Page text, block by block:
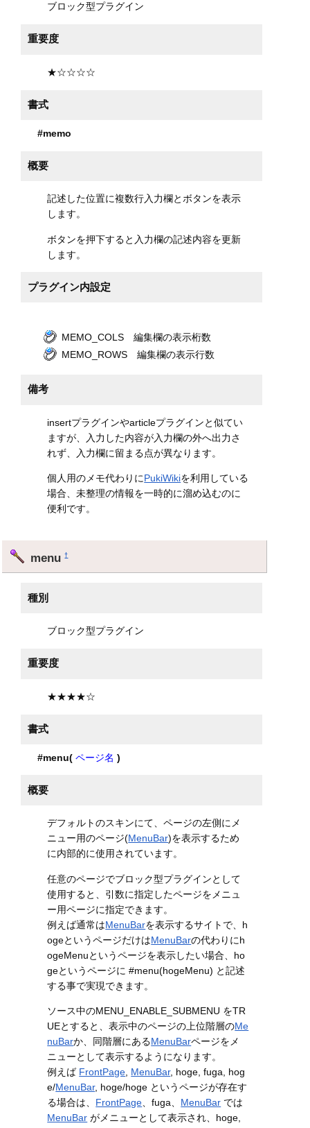
ブロック型プラグイン
重要度
★☆☆☆☆
書式
#memo
概要
記述した位置に複数行入力欄とボタンを表示
します。
ボタンを押下すると入力欄の記述内容を更新
します。
プラグイン内設定
MEMO_COLS 編集欄の表示桁数
MEMO_ROWS 編集欄の表示行数
備考
insertプラグインやarticleプラグインと似てい
ますが、入力した内容が入力欄の外へ出力さ
れず、入力欄に留まる点が異なります。
個人用のメモ代わりにPukiWikiを利用している
場合、未整理の情報を一時的に溜め込むのに
便利です。
menu†
種別
ブロック型プラグイン
重要度
★★★★☆
書式
#menu( ページ名 )
概要
デフォルトのスキンにて、ページの左側にメ
ニュー用のページ(MenuBar)を表示するため
に内部的に使用されています。
任意のページでブロック型プラグインとして
使用すると、引数に指定したページをメニュ
ー用ページに指定できます。
例えば通常はMenuBarを表示するサイトで、h
ogeというページだけはMenuBarの代わりにh
ogeMenuというページを表示したい場合、ho
geというページに #menu(hogeMenu) と記述
する事で実現できます。
ソース中のMENU_ENABLE_SUBMENU をTR
UEとすると、表示中のページの上位階層のMe
nuBarか、同階層にあるMenuBarページをメ
ニューとして表示するようになります。
例えば FrontPage MenuBar, hoge, fuga, hog
e/MenuBar, hoge/hoge というページが存在す
る場合は、 FrontPage 、fuga、 MenuBar では
MenuBar がメニューとして表示され、hoge,